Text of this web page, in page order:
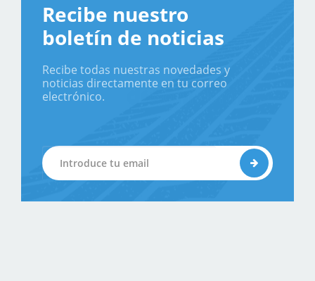
Recibe nuestro
boletín de noticias
Recibe todas nuestras novedades y
noticias directamente en tu correo
electrónico.